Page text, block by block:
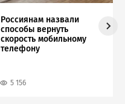
Россиянам назвали
способы вернуть
скорость мобильному
телефону
5 156